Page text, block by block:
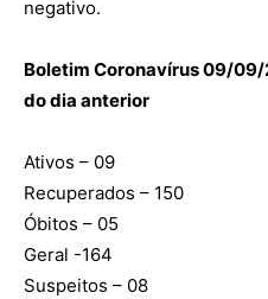
negativo.
Boletim Coronavírus 09/
do dia anterior
Ativos – 09
Recuperados – 150
Óbitos – 05
Geral -164
Suspeitos – 08